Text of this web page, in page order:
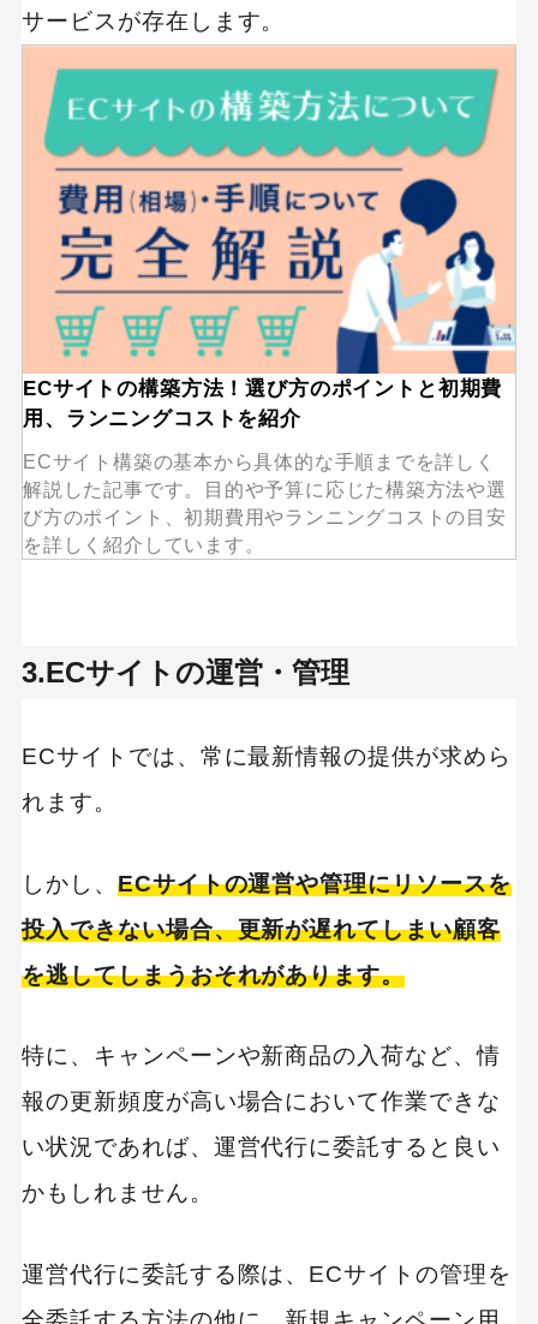
キーワードから記事を検索
Googleアナリティクス
Google広告
サービスが存在します。
ECサイトの構築方法！選び方のポイントと初期費
用、ランニングコストを紹介
ECサイト構築の基本から具体的な手順までを詳しく
解説した記事です。目的や予算に応じた構築方法や選
び方のポイント、初期費用やランニングコストの目安
を詳しく紹介しています。
3.ECサイトの運営・管理
ECサイトでは、常に最新情報の提供が求めら
れます。
しかし、 ECサイトの運営や管理にリソースを
投入できない場合、更新が遅れてしまい顧客
を逃してしまうおそれがあります。
特に、キャンペーンや新商品の入荷など、情
報の更新頻度が高い場合において作業できな
い状況であれば、運営代行に委託すると良い
かもしれません。
運営代行に委託する際は、ECサイトの管理を